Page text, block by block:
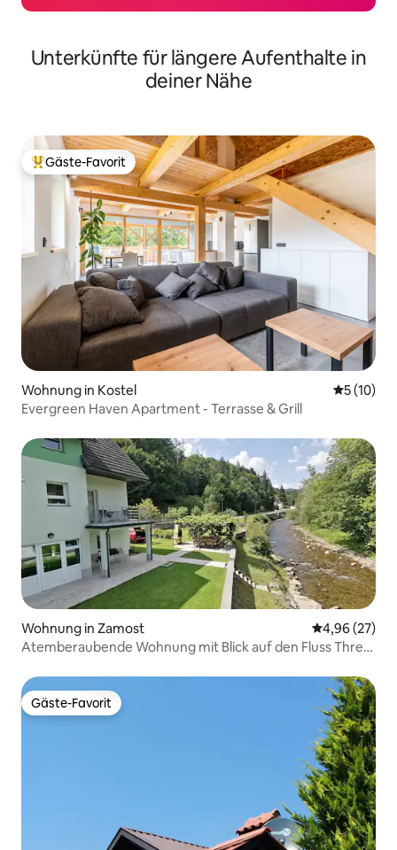
Unterkünfte für längere Aufenthalte in
deiner Nähe
Beliebter Gäste-Favorit.
Gäste-Favorit
Wohnung in Kostel
5 (10)
Evergreen Haven Apartment - Terrasse & Grill
Wohnung in Zamost
4,96 (27)
Atemberaubende Wohnung mit Blick auf den Fluss Three
Gäste-Favorit
Gäste-Favorit